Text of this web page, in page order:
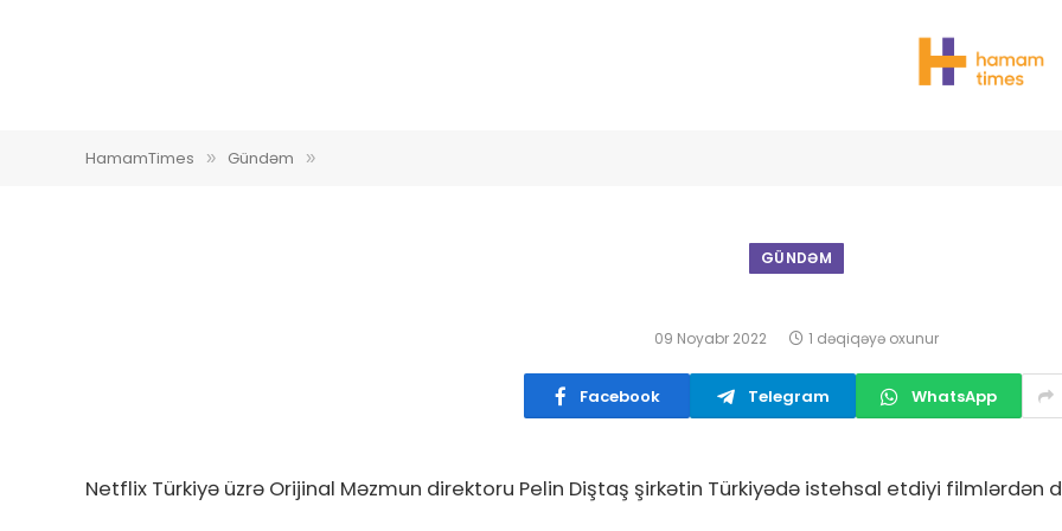
HamamTimes » Gündəm »
GÜNDƏM
09 Noyabr 2022 1 dəqiqəyə oxunur
Facebook Telegram WhatsApp
Netflix Türkiyə üzrə Orijinal Məzmun direktoru Pelin Diştaş şirkətin Türkiyədə istehsal etdiyi filmlərdən